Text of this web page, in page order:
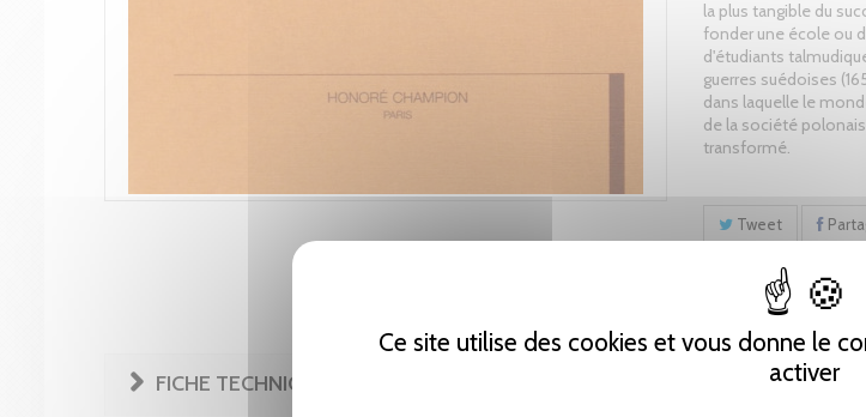
Ce site utilise des cookies et vous donne le
activer
la plus tangible du
fonder une école ou
d'étudiants
guerres suédoises
dans laquelle le
de la société
transformé.
Tweet
FICHE TECHNIQUE